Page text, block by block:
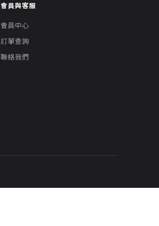
會員與客服
會員中心
訂單查詢
聯絡我們